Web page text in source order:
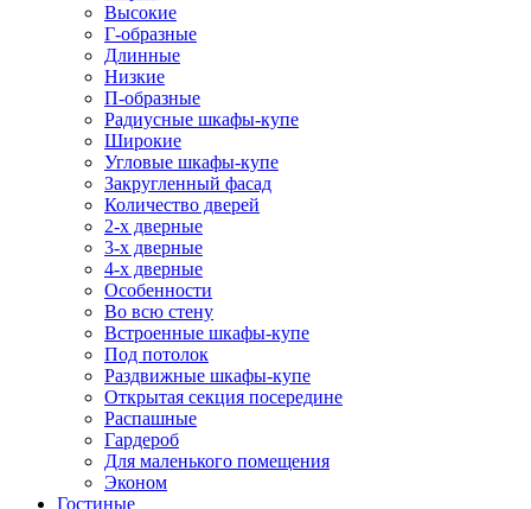
Высокие
Г-образные
Длинные
Низкие
П-образные
Радиусные шкафы-купе
Широкие
Угловые шкафы-купе
Закругленный фасад
Количество дверей
2-х дверные
3-х дверные
4-х дверные
Особенности
Во всю стену
Встроенные шкафы-купе
Под потолок
Раздвижные шкафы-купе
Открытая секция посередине
Распашные
Гардероб
Для маленького помещения
Эконом
Гостиные